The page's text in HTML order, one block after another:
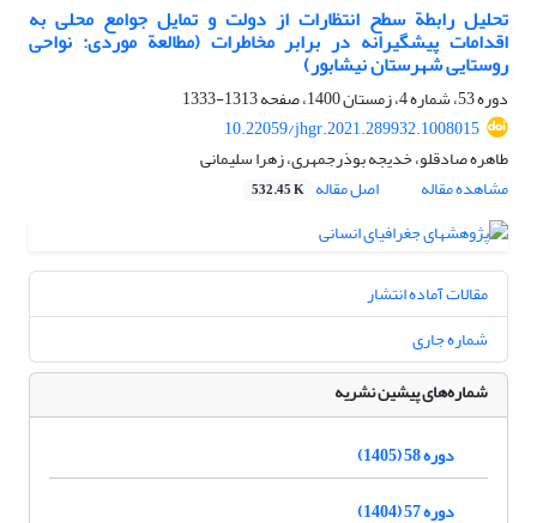
تحلیل رابطة سطح انتظارات از دولت و تمایل جوامع محلی به
اقدامات پیشگیرانه در برابر مخاطرات (مطالعة موردی: نواحی
روستایی شهرستان نیشابور)
دوره 53، شماره 4، زمستان 1400، صفحه
1313-1333
10.22059/jhgr.2021.289932.1008015
طاهره صادقلو، خدیجه بوذرجمهری، زهرا سلیمانی
مشاهده مقاله
اصل مقاله 532.45 K
مقالات آماده انتشار
شماره جاری
شماره‌های پیشین نشریه
دوره 58 (1405)
دوره 57 (1404)